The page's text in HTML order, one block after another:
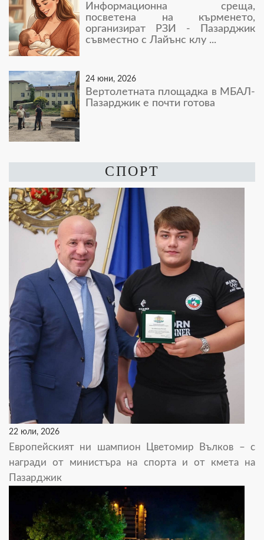
Информационна среща,
посветена на кърменето,
организират РЗИ - Пазарджик
съвместно с Лайънс клу ...
24 юни, 2026
Вертолетната площадка в МБАЛ-
Пазарджик е почти готова
СПОРТ
22 юли, 2026
Европейският ни шампион Цветомир Вълков – с
награди от министъра на спорта и от кмета на
Пазарджик